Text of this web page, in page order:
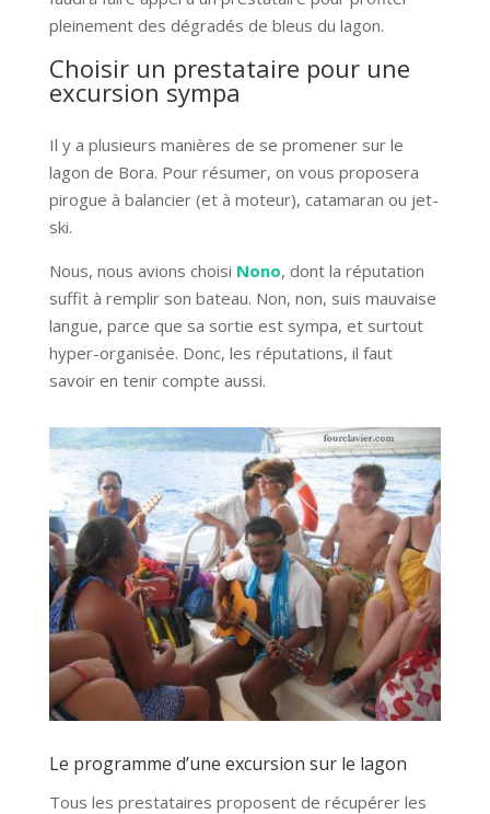
pleinement des dégradés de bleus du lagon.
Choisir un prestataire pour une
excursion sympa
Il y a plusieurs manières de se promener sur le
lagon de Bora. Pour résumer, on vous proposera
pirogue à balancier (et à moteur), catamaran ou jet-
ski.
Nous, nous avions choisi Nono, dont la réputation
suffit à remplir son bateau. Non, non, suis mauvaise
langue, parce que sa sortie est sympa, et surtout
hyper-organisée. Donc, les réputations, il faut
savoir en tenir compte aussi.
Le programme d’une excursion sur le lagon
Tous les prestataires proposent de récupérer les